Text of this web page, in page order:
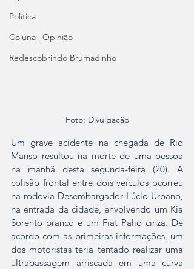
Política
Coluna | Opinião
Redescobrindo Brumadinho
Foto: Divulgacão
Um grave acidente na chegada de Rio
Manso resultou na morte de uma pessoa
na manhã desta segunda-feira (20). A
colisão frontal entre dois veículos ocorreu
na rodovia Desembargador Lúcio Urbano,
na entrada da cidade, envolvendo um Kia
Sorento branco e um Fiat Palio cinza. De
acordo com as primeiras informações, um
dos motoristas teria tentado realizar uma
ultrapassagem arriscada em uma curva